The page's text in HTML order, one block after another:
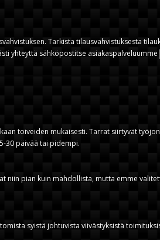
Tarkista tilausvahvistuksesta
yhteyttä sähköpostitse asiakaspalveluumme
toiveiden mukaisesti. Tarrat siirtyvät
30 päivää tai pidempi.
niin pian kuin mahdollista, mutta emme
syistä johtuvista viivästyksistä